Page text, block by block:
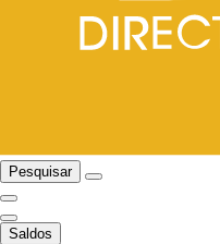
Pesquisar
Saldos